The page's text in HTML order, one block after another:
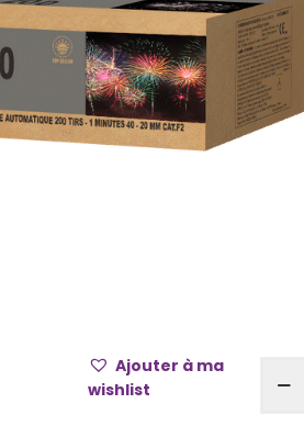
Ajouter à ma
wishlist